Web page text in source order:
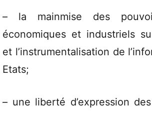
– la mainmise des
économiques et industriels
et l’instrumentalisation de
Etats;
– une liberté d’expression